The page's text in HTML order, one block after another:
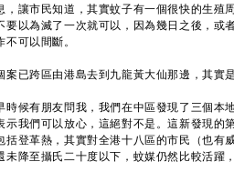
，讓市民知道，其實蚊子有一個很快的生
要以為滅了一次就可以，因為幾日之後，或
可以間斷。
案已跨區由港島去到九龍黃大仙那邊，其實
時候有朋友問我，我們在中區發現了三個本
示我們可以放心，這絕對不是。這新發現的
括登革熱，其實對全港十八區的市民（也有
未降至攝氏二十度以下，蚊媒仍然比較活躍